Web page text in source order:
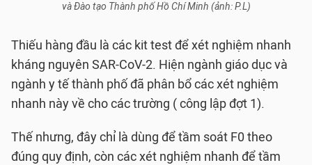
và Đào tạo Thành phố Hồ Chí Minh (ảnh: P.L)
Thiếu hàng đầu là các kit test để xét nghiệm nhanh
kháng nguyên SAR-CoV-2. Hiện ngành giáo dục và
ngành y tế thành phố đã phân bổ các xét nghiệm
nhanh này về cho các trường ( công lập đợt 1).
Thế nhưng, đây chỉ là dùng để tầm soát F0 theo
đúng quy định, còn các xét nghiệm nhanh để tầm